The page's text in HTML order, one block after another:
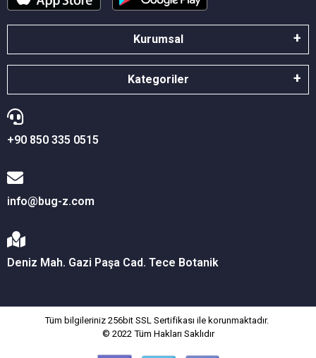
Kurumsal
Kategoriler
+90 850 335 0515
info@bug-z.com
Deniz Mah. Gazi Paşa Cad. Tece Botanik
Tüm bilgileriniz 256bit SSL Sertifikası ile korunmaktadır.
© 2022 Tüm Hakları Saklıdır